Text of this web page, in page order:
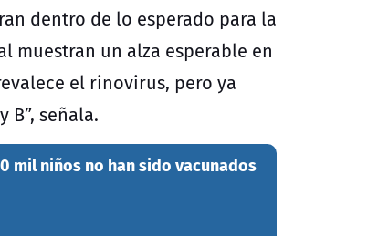
dentro de lo esperado para la
muestran un alza esperable en
el rinovirus, pero ya
señala.
mil niños no han sido vacunados